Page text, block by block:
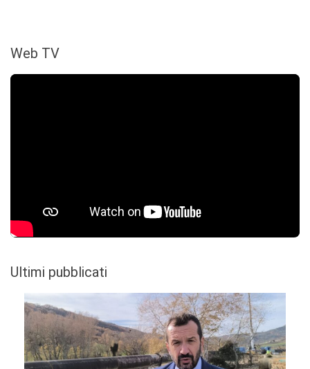
Web TV
Ultimi pubblicati